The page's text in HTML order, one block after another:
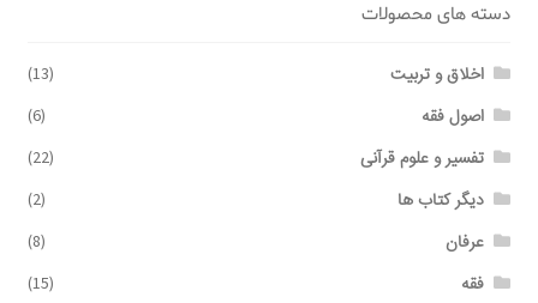
دسته های محصولات
اخلاق و تربیت (13)
اصول فقه (6)
تفسیر و علوم قرآنی (22)
دیگر کتاب ها (2)
عرفان (8)
فقه (15)